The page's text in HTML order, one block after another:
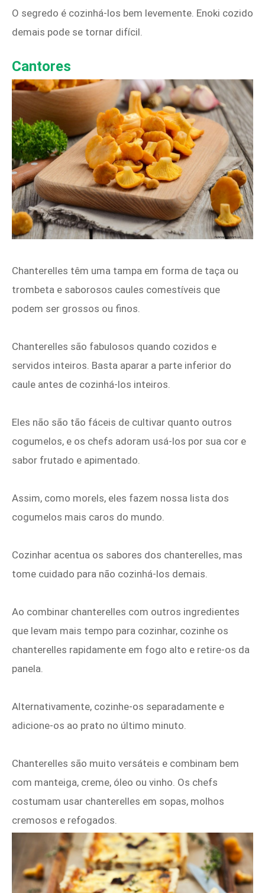
O segredo é cozinhá-los bem levemente. Enoki cozido
demais pode se tornar difícil.
Cantores
Chanterelles têm uma tampa em forma de taça ou
trombeta e saborosos caules comestíveis que
podem ser grossos ou finos.
Chanterelles são fabulosos quando cozidos e
servidos inteiros. Basta aparar a parte inferior do
caule antes de cozinhá-los inteiros.
Eles não são tão fáceis de cultivar quanto outros
cogumelos, e os chefs adoram usá-los por sua cor e
sabor frutado e apimentado.
Assim, como morels, eles fazem nossa lista dos
cogumelos mais caros do mundo.
Cozinhar acentua os sabores dos chanterelles, mas
tome cuidado para não cozinhá-los demais.
Ao combinar chanterelles com outros ingredientes
que levam mais tempo para cozinhar, cozinhe os
chanterelles rapidamente em fogo alto e retire-os da
panela.
Alternativamente, cozinhe-os separadamente e
adicione-os ao prato no último minuto.
Chanterelles são muito versáteis e combinam bem
com manteiga, creme, óleo ou vinho. Os chefs
costumam usar chanterelles em sopas, molhos
cremosos e refogados.